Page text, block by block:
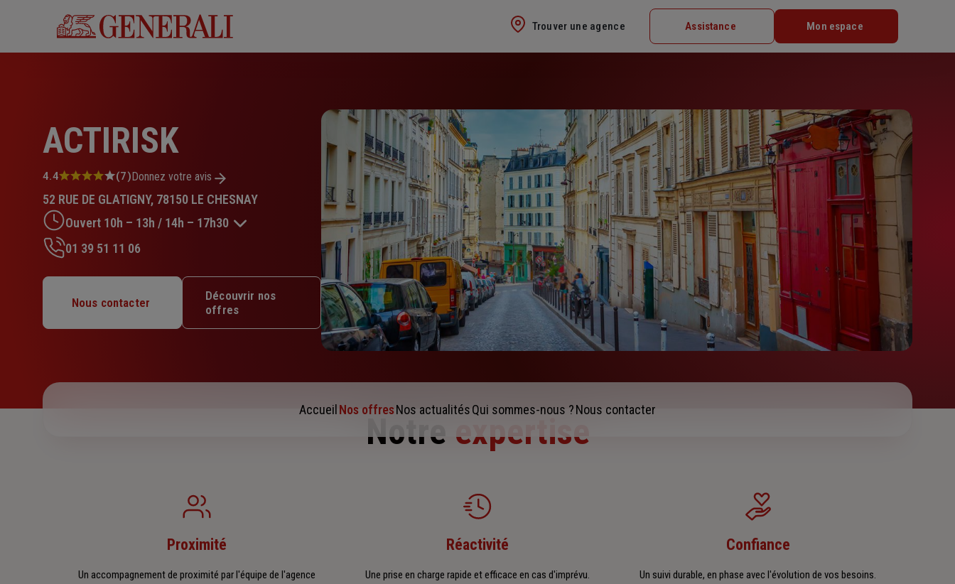
Trouver une agence Assistance Mon espace
ACTIRISK
Note
4.4
sur
5
étoiles
4.4 (7)Donnez votre avis
52 RUE DE GLATIGNY, 78150 LE CHESNAY
Ouvert 10h – 13h / 14h – 17h30
Mardi : 10h – 13h / 14h – 17h30
Mercredi : 10h – 13h / 14h – 17h30
Jeudi : 10h – 13h / 14h – 17h30
01 39 51 11 06
Nous contacter
Découvrir nos
offres
Accueil Nos offresNos actualitésQui sommes-nous ?Nous contacter
Notre expertise
Proximité
Un accompagnement de proximité par l'équipe de l'agence
Réactivité
Une prise en charge rapide et efficace en cas d'imprévu.
Confiance
Un suivi durable, en phase avec l'évolution de vos besoins.